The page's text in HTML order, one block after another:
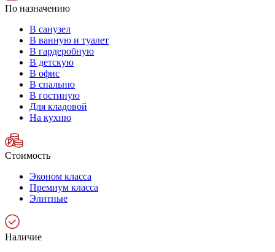
По назначению
В санузел
В ванную и туалет
В гардеробную
В детскую
В офис
В спальню
В гостиную
Для кладовой
На кухню
Стоимость
Эконом класса
Премиум класса
Элитные
Наличие